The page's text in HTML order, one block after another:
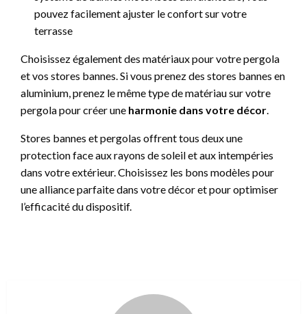
pouvez facilement ajuster le confort sur votre
terrasse
Choisissez également des matériaux pour votre pergola
et vos stores bannes. Si vous prenez des stores bannes en
aluminium, prenez le même type de matériau sur votre
pergola pour créer une harmonie dans votre décor.
Stores bannes et pergolas offrent tous deux une
protection face aux rayons de soleil et aux intempéries
dans votre extérieur. Choisissez les bons modèles pour
une alliance parfaite dans votre décor et pour optimiser
l’efficacité du dispositif.